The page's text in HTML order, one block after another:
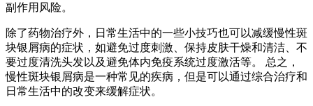
副作用风险。
除了药物治疗外，日常生活中的一些小技巧也可以减缓慢性斑
块银屑病的症状，如避免过度刺激、保持皮肤干燥和清洁、不
要过度清洗头发以及避免体内免疫系统过度激活等。 总之，
慢性斑块银屑病是一种常见的疾病，但是可以通过综合治疗和
日常生活中的改变来缓解症状。